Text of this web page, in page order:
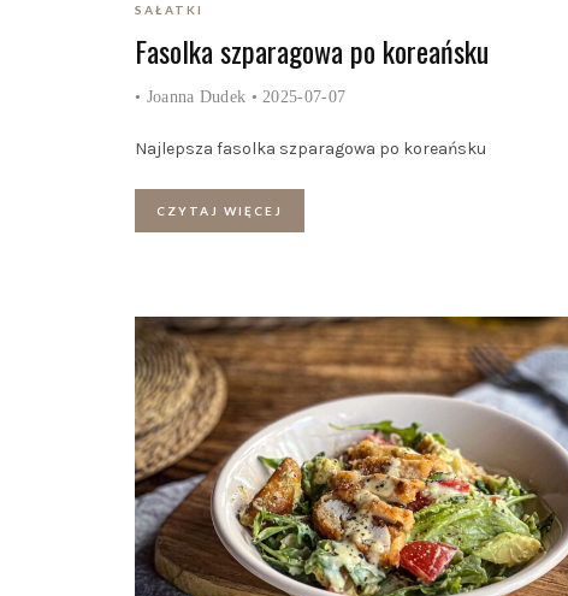
SAŁATKI
Fasolka szparagowa po koreańsku
• Joanna Dudek • 2025-07-07
Najlepsza fasolka szparagowa po koreańsku
CZYTAJ WIĘCEJ